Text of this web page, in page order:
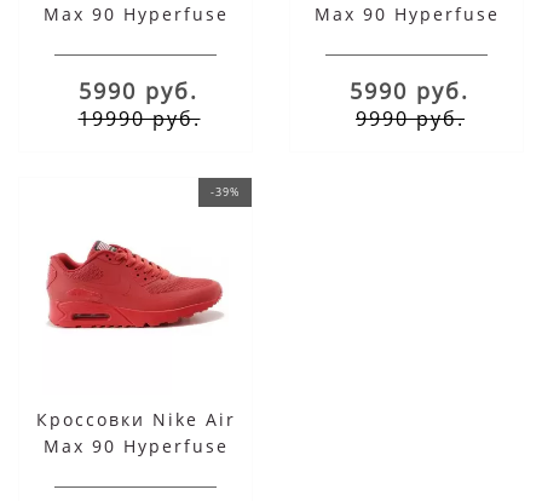
Max 90 Hyperfuse
5990 руб.
19990 руб.
Max 90 Hyperfuse
5990 руб.
9990 руб.
-39%
Кроссовки Nike Air
Max 90 Hyperfuse